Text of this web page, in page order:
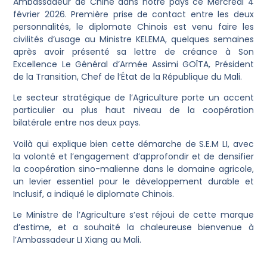
février 2026. Première prise de contact entre les deux
personnalités, le diplomate Chinois est venu faire les
civilités d’usage au Ministre KELEMA, quelques semaines
après avoir présenté sa lettre de créance à Son
Excellence Le Général d’Armée Assimi GOÏTA, Président
de la Transition, Chef de l’État de la République du Mali.
Le secteur stratégique de l’Agriculture porte un accent
particulier au plus haut niveau de la coopération
bilatérale entre nos deux pays.
Voilà qui explique bien cette démarche de S.E.M LI, avec
la volonté et l’engagement d’approfondir et de densifier
la coopération sino-malienne dans le domaine agricole,
un levier essentiel pour le développement durable et
Inclusif, a indiqué le diplomate Chinois.
Le Ministre de l’Agriculture s’est réjoui de cette marque
d’estime, et a souhaité la chaleureuse bienvenue à
l’Ambassadeur LI Xiang au Mali.